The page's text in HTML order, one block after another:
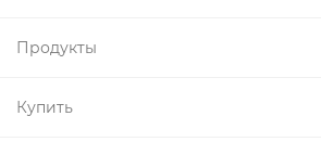
Продукты
Купить